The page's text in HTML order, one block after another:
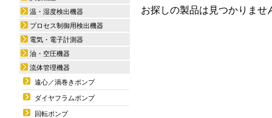
お探しの製品は見つかりませ
温・湿度検出機器
プロセス制御用検出機器
電気・電子計測器
油・空圧機器
流体管理機器
遠心／渦巻きポンプ
ダイヤフラムポンプ
回転ポンプ